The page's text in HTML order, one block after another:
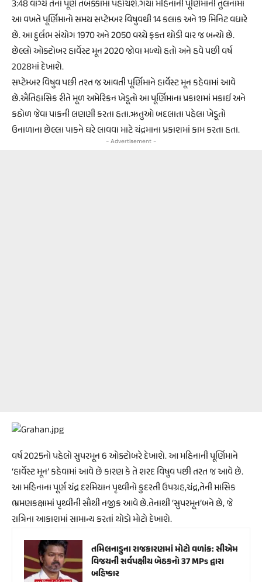
3:48 વાગ્યે તેના પૂર્ણ તબક્કામાં પહોંચશે.ગયા મહિનાની પૂર્ણિમાની તુલનામાં
આ વખતે પૂર્ણિમાનો સમય સપ્ટેમ્બર વિષુવથી 14 કલાક અને 19 મિનિટ વધારે
છે. આ દુર્લભ સંયોગ 1970 અને 2050 વચ્ચે ફક્ત થોડી વાર જ બન્યો છે.
છેલ્લો ઓક્ટોબર હાર્વેસ્ટ મૂન 2020 જોવા મળ્યો હતો અને હવે પછી વર્ષ
2028માં દેખાશે.
સપ્ટેમ્બર વિષુવ પછી તરત જ આવતી પૂર્ણિમાને હાર્વેસ્ટ મૂન કહેવામાં આવે
છે.ઐતિહાસિક રીતે મૂળ અમેરિકન ખેડૂતો આ પૂર્ણિમાના પ્રકાશમાં મકાઈ અને
કઠોળ જેવા પાકની લણણી કરતા હતા.ઋતુઓ બદલાતા પહેલા ખેડૂતો
ઉનાળાના છેલ્લા પાકને ઘરે લાવવા માટે ચંદ્રમાના પ્રકાશમાં કામ કરતા હતા.
- Advertisement -
વર્ષ 2025નો પહેલો સુપરમૂન 6 ઓક્ટોબરે દેખાશે. આ મહિનાની પૂર્ણિમાને
‘હાર્વેસ્ટ મૂન’ કહેવામાં આવે છે કારણ કે તે શરદ વિષુવ પછી તરત જ આવે છે.
આ મહિનાના પૂર્ણ ચંદ્ર દરમિયાન પૃથ્વીનો કુદરતી ઉપગ્રહ,ચંદ્ર,તેની માસિક
ભ્રમણકક્ષામાં પૃથ્વીની સૌથી નજીક આવે છે.તેનાથી ‘સુપરમૂન’બને છે, જે
રાત્રિના આકાશમાં સામાન્ય કરતાં થોડો મોટો દેખાશે.
તમિલનાડુના રાજકારણમાં મોટો વળાંક: સીએમ
વિજયની સર્વપક્ષીય બેઠકનો 37 MPs દ્વારા
બહિષ્કાર